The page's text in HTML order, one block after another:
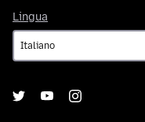
Lingua